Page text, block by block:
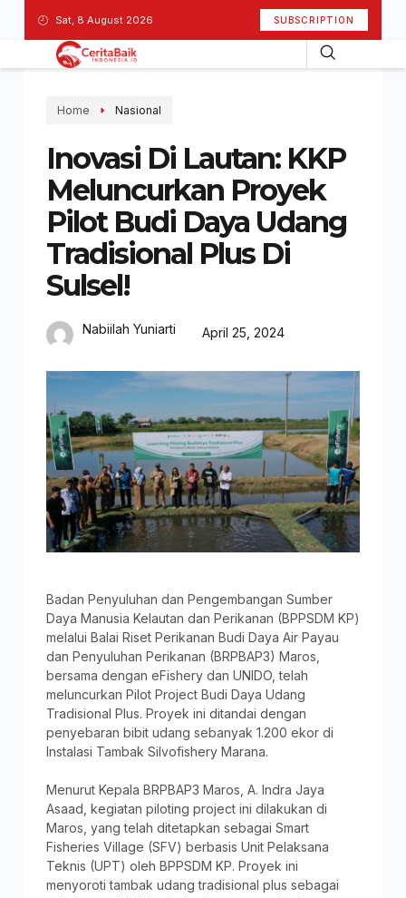
Sat, 8 August 2026 SUBSCRIPTION
Home Nasional
Inovasi Di Lautan: KKP
Meluncurkan Proyek
Pilot Budi Daya Udang
Tradisional Plus Di
Sulsel!
Nabiilah Yuniarti April 25, 2024
Badan Penyuluhan dan Pengembangan Sumber
Daya Manusia Kelautan dan Perikanan (BPPSDM KP)
melalui Balai Riset Perikanan Budi Daya Air Payau
dan Penyuluhan Perikanan (BRPBAP3) Maros,
bersama dengan eFishery dan UNIDO, telah
meluncurkan Pilot Project Budi Daya Udang
Tradisional Plus. Proyek ini ditandai dengan
penyebaran bibit udang sebanyak 1.200 ekor di
Instalasi Tambak Silvofishery Marana.
Menurut Kepala BRPBAP3 Maros, A. Indra Jaya
Asaad, kegiatan piloting project ini dilakukan di
Maros, yang telah ditetapkan sebagai Smart
Fisheries Village (SFV) berbasis Unit Pelaksana
Teknis (UPT) oleh BPPSDM KP. Proyek ini
menyoroti tambak udang tradisional plus sebagai